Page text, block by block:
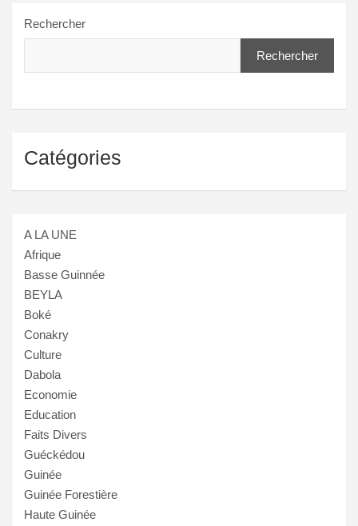
Rechercher
Rechercher
Catégories
A LA UNE
Afrique
Basse Guinnée
BEYLA
Boké
Conakry
Culture
Dabola
Economie
Education
Faits Divers
Guéckédou
Guinée
Guinée Forestière
Haute Guinée